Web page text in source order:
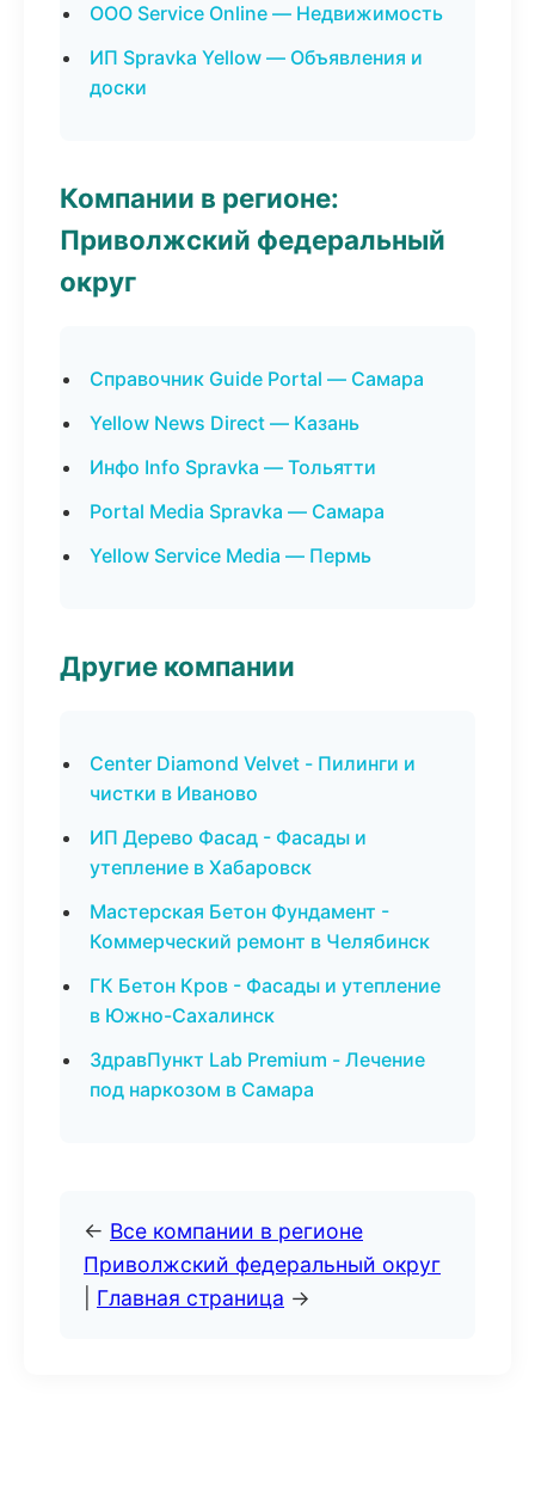
ООО Service Online — Недвижимость
ИП Spravka Yellow — Объявления и
доски
Компании в регионе:
Приволжский федеральный
округ
Справочник Guide Portal — Самара
Yellow News Direct — Казань
Инфо Info Spravka — Тольятти
Portal Media Spravka — Самара
Yellow Service Media — Пермь
Другие компании
Center Diamond Velvet - Пилинги и
чистки в Иваново
ИП Дерево Фасад - Фасады и
утепление в Хабаровск
Мастерская Бетон Фундамент -
Коммерческий ремонт в Челябинск
ГК Бетон Кров - Фасады и утепление
в Южно-Сахалинск
ЗдравПункт Lab Premium - Лечение
под наркозом в Самара
← Все компании в регионе
Приволжский федеральный округ
Главная страница →